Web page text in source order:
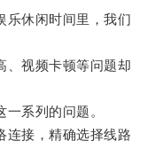
休闲时间里，我们
视频卡顿等问题却
系列的问题。
接，精确选择线路